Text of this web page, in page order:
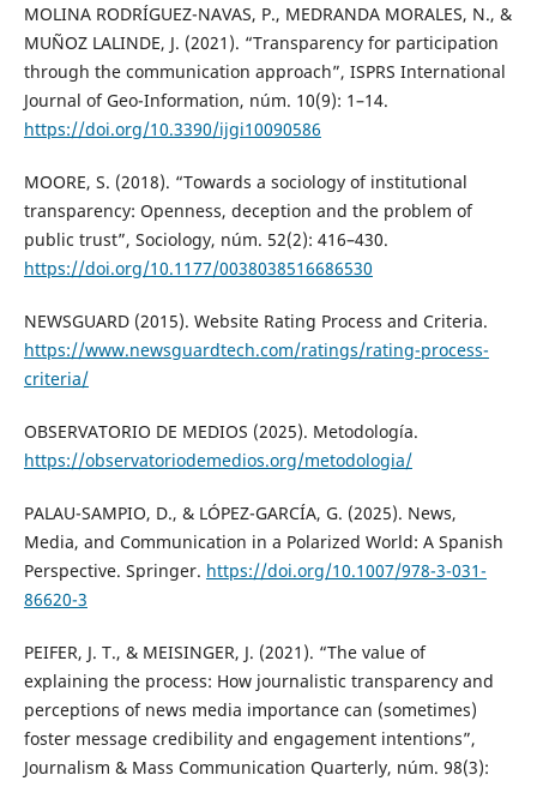
MOLINA RODRÍGUEZ-NAVAS, P., MEDRANDA MORALES, N., &
MUÑOZ LALINDE, J. (2021). “Transparency for participation
through the communication approach”, ISPRS International
Journal of Geo-Information, núm. 10(9): 1–14.
https://doi.org/10.3390/ijgi10090586
MOORE, S. (2018). “Towards a sociology of institutional
transparency: Openness, deception and the problem of
public trust”, Sociology, núm. 52(2): 416–430.
https://doi.org/10.1177/0038038516686530
NEWSGUARD (2015). Website Rating Process and Criteria.
https://www.newsguardtech.com/ratings/rating-process-
criteria/
OBSERVATORIO DE MEDIOS (2025). Metodología.
https://observatoriodemedios.org/metodologia/
PALAU-SAMPIO, D., & LÓPEZ-GARCÍA, G. (2025). News,
Media, and Communication in a Polarized World: A Spanish
Perspective. Springer. https://doi.org/10.1007/978-3-031-
86620-3
PEIFER, J. T., & MEISINGER, J. (2021). “The value of
explaining the process: How journalistic transparency and
perceptions of news media importance can (sometimes)
foster message credibility and engagement intentions”,
Journalism & Mass Communication Quarterly, núm. 98(3):